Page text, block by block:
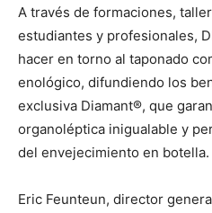
A través de formaciones,
estudiantes y profesionales,
hacer en torno al taponado
enológico, difundiendo los
exclusiva Diamant®, que
organoléptica inigualable y
del envejecimiento en botella.
Eric Feunteun, director